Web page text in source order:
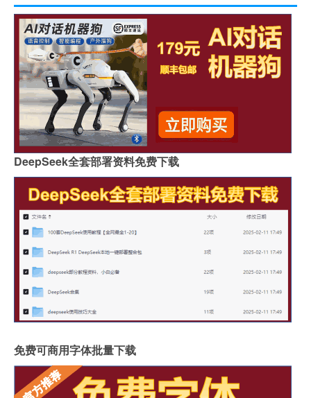
DeepSeek全套部署资料免费下载
免费可商用字体批量下载